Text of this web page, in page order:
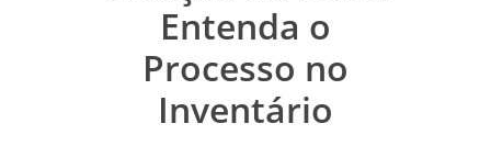
Entenda o
Processo no
Inventário